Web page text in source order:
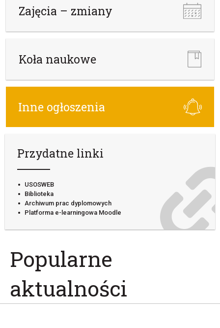
Zajęcia – zmiany
Koła naukowe
Inne ogłoszenia
Przydatne linki
USOSWEB
Biblioteka
Archiwum prac dyplomowych
Platforma e-learningowa Moodle
Popularne
aktualności